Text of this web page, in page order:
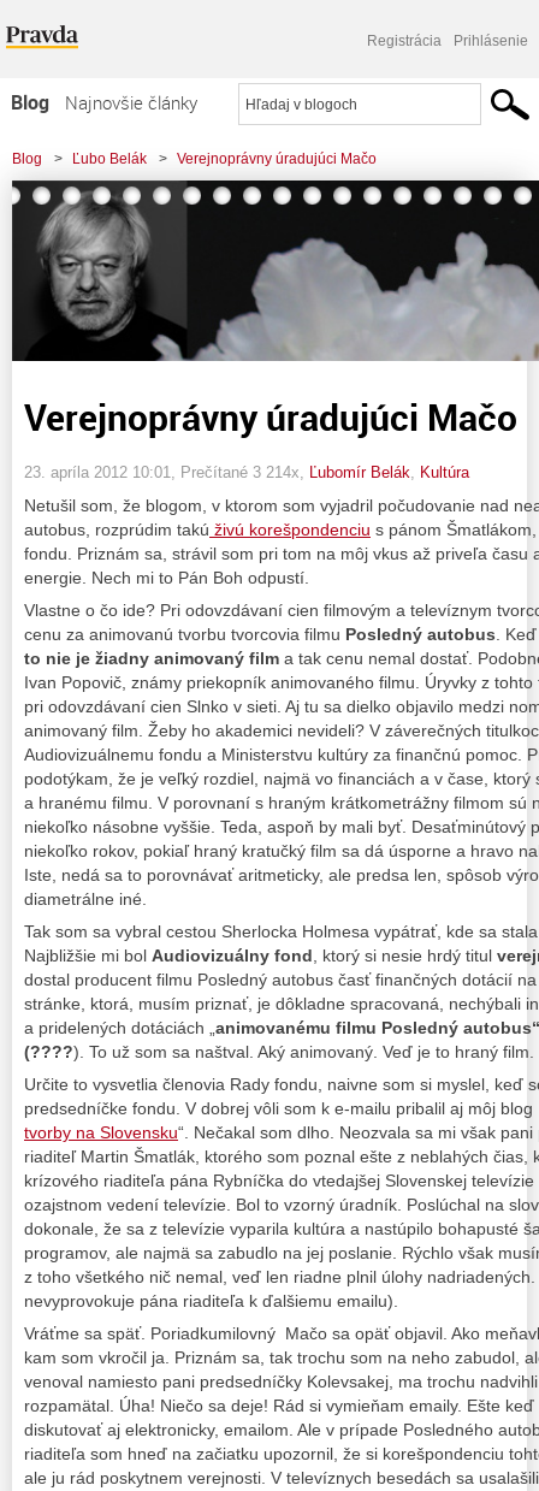
Registrácia Prihlásenie
Blog
Najnovšie články
Najčítanejšie články
Najkomentovanejšie články
Zoznam blogov
Komerčné blogy
Blog > Ľubo Belák > Verejnoprávny úradujúci Mačo
Verejnoprávny úradujúci Mačo
23. apríla 2012 10:01 , Prečítané 3 214x, Ľubomír Belák Kultúra
Netušil som, že blogom, v ktorom som vyjadril počudovanie nad
autobus, rozprúdim takú živú korešpondenciu s pánom
fondu. Priznám sa, strávil som pri tom na môj vkus až priveľa času
energie. Nech mi to Pán Boh odpustí.
Vlastne o čo ide? Pri odovzdávaní cien filmovým a televíznym
cenu za animovanú tvorbu tvorcovia filmu Posledný autobus .
to nie je žiadny animovaný film a tak cenu nemal dostať.
Ivan Popovič, známy priekopník animovaného filmu. Úryvky z
pri odovzdávaní cien Slnko v sieti. Aj tu sa dielko objavilo medzi
animovaný film. Žeby ho akademici nevideli? V záverečných
Audiovizuálnemu fondu a Ministerstvu kultúry za finančnú pomoc.
podotýkam, že je veľký rozdiel, najmä vo financiách a v čase, ktorý
a hranému filmu. V porovnaní s hraným krátkometrážny filmom sú
niekoľko násobne vyššie. Teda, aspoň by mali byť. Desaťminútový
niekoľko rokov, pokiaľ hraný kratučký film sa dá úsporne a hravo
Iste, nedá sa to porovnávať aritmeticky, ale predsa len, spôsob
diametrálne iné.
Tak som sa vybral cestou Sherlocka Holmesa vypátrať, kde sa
Najbližšie mi bol Audiovizuálny fond , ktorý si nesie hrdý titul
dostal producent filmu Posledný autobus časť finančných dotácií
stránke, ktorá, musím priznať, je dôkladne spracovaná, nechýbali
a pridelených dotáciách „ animovanému filmu Posledný autobus“
(????). To už som sa naštval. Aký animovaný. Veď je to hraný
Určite to vysvetlia členovia Rady fondu, naivne som si myslel, keď
predsedníčke fondu. V dobrej vôli som k e-mailu pribalil aj môj blog
tvorby na Slovensku“. Nečakal som dlho. Neozvala sa mi však
riaditeľ Martin Šmatlák, ktorého som poznal ešte z neblahých čias,
krízového riaditeľa pána Rybníčka do vtedajšej Slovenskej
ozajstnom vedení televízie. Bol to vzorný úradník. Poslúchal na
dokonale, že sa z televízie vyparila kultúra a nastúpilo bohapusté
programov, ale najmä sa zabudlo na jej poslanie. Rýchlo však
z toho všetkého nič nemal, veď len riadne plnil úlohy
nevyprovokuje pána riaditeľa k ďalšiemu emailu).
Vráťme sa späť. Poriadkumilovný Mačo sa opäť objavil. Ako
kam som vkročil ja. Priznám sa, tak trochu som na neho zabudol,
venoval namiesto pani predsedníčky Kolevsakej, ma trochu
rozpamätal. Úha! Niečo sa deje! Rád si vymieňam emaily. Ešte
diskutovať aj elektronicky, emailom. Ale v prípade Posledného
riaditeľa som hneď na začiatku upozornil, že si korešpondenciu
ale ju rád poskytnem verejnosti. V televíznych besedách sa